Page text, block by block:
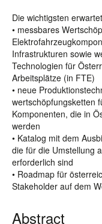
Die wichtigsten
• messbares
Infrastrukturen sowie
Technologien für
Arbeitsplätze (in FTE)
• neue
wertschöpfungsketten
Komponenten, die in
werden
• Katalog mit dem
die für die Umstellung
erforderlich sind
• Roadmap für
Stakeholder auf dem
Abstract